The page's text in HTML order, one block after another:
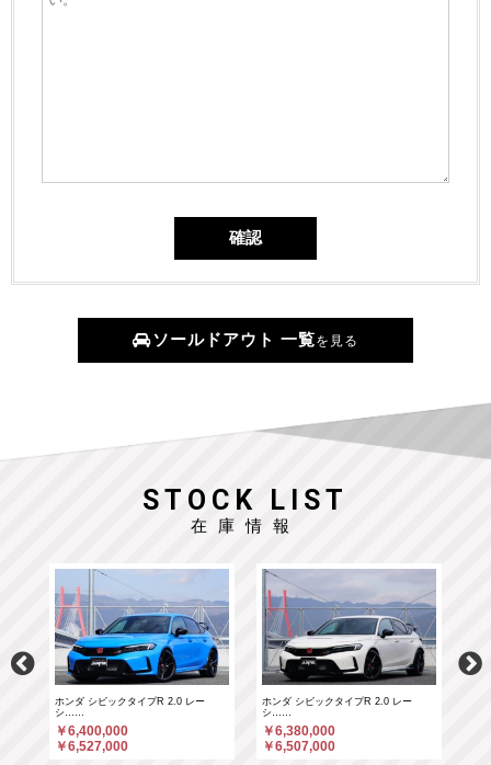
ソールドアウト 一覧を見る
STOCK LIST
在庫情報
ホンダ シビックタイプR 2.0 レー
シ……
￥6,400,000
￥6,527,000
ホンダ シビックタイプR 2.0 レー
シ……
￥6,380,000
￥6,507,000